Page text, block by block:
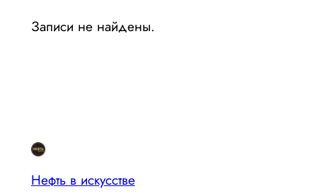
Записи не найдены.
Нефть в искусстве